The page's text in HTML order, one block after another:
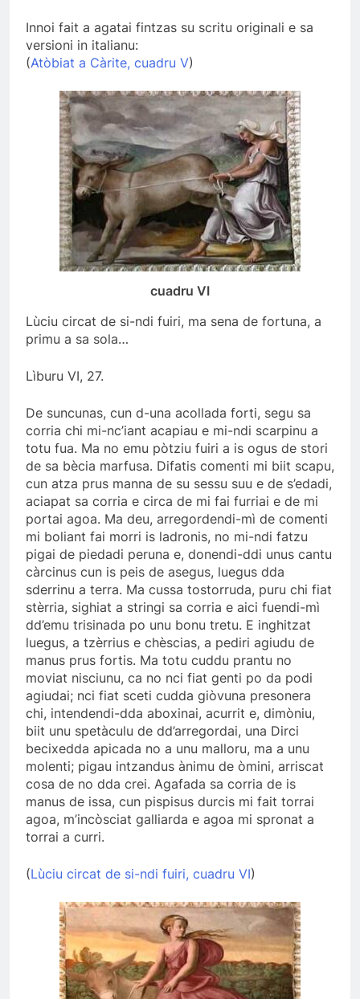
Innoi fait a agatai fintzas su scritu originali e sa
versioni in italianu:
(Atòbiat a Càrite, cuadru V)
cuadru VI
Lùciu circat de si-ndi fuiri, ma sena de fortuna, a
primu a sa sola…
Lìburu VI, 27.
De suncunas, cun d-una acollada forti, segu sa
corria chi mi-nc’iant acapiau e mi-ndi scarpinu a
totu fua. Ma no emu pòtziu fuiri a is ogus de stori
de sa bècia marfusa. Difatis comenti mi biit scapu,
cun atza prus manna de su sessu suu e de s’edadi,
aciapat sa corria e circa de mi fai furriai e de mi
portai agoa. Ma deu, arregordendi-mì de comenti
mi boliant fai morri is ladronis, no mi-ndi fatzu
pigai de piedadi peruna e, donendi-ddi unus cantu
càrcinus cun is peis de asegus, luegus dda
sderrinu a terra. Ma cussa tostorruda, puru chi fiat
stèrria, sighiat a stringi sa corria e aici fuendi-mì
dd’emu trisinada po unu bonu tretu. E inghitzat
luegus, a tzèrrius e chèscias, a pediri agiudu de
manus prus fortis. Ma totu cuddu prantu no
moviat nisciunu, ca no nci fiat genti po da podi
agiudai; nci fiat sceti cudda giòvuna presonera
chi, intendendi-dda aboxinai, acurrit e, dimòniu,
biit unu spetàculu de dd’arregordai, una Dirci
becixedda apicada no a unu malloru, ma a unu
molenti; pigau intzandus ànimu de òmini, arriscat
cosa de no dda crei. Agafada sa corria de is
manus de issa, cun pispisus durcis mi fait torrai
agoa, m’incòsciat galliarda e agoa mi spronat a
torrai a curri.
(Lùciu circat de si-ndi fuiri, cuadru VI)